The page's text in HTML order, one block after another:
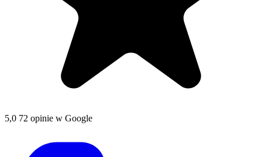
5,0 72 opinie w Google